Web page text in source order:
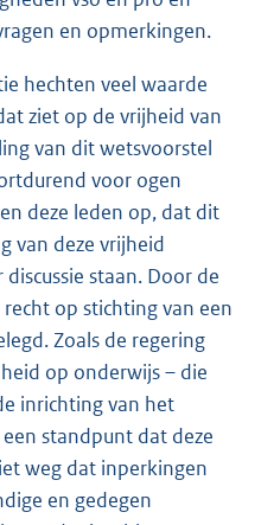
en opmerkingen.
hechten veel waarde
ziet op de vrijheid van
van dit wetsvoorstel
voor ogen
deze leden op, dat dit
van deze vrijheid
staan. Door de
op stichting van een
Zoals de regering
op onderwijs – die
inrichting van het
standpunt dat deze
weg dat inperkingen
en gedegen